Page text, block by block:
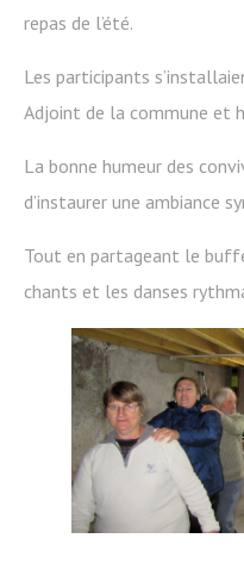
repas de l’été.
Les participants
Adjoint de la commune et
La bonne humeur des
d’instaurer une ambiance
Tout en partageant le
chants et les danses